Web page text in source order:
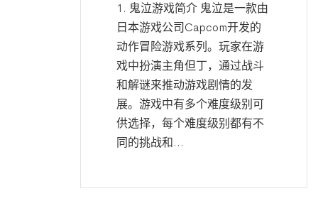
1. 鬼泣游戏简介 鬼泣是一款由
日本游戏公司Capcom开发的
动作冒险游戏系列。玩家在游
戏中扮演主角但丁，通过战斗
和解谜来推动游戏剧情的发
展。游戏中有多个难度级别可
供选择，每个难度级别都有不
同的挑战和...